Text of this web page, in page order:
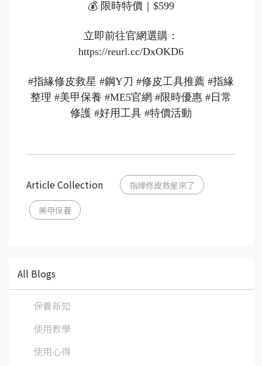
💰 限時特價｜$599
立即前往官網選購：
https://reurl.cc/DxOKD6
#指緣修皮救星 #鋼Y刀 #修皮工具推薦 #指緣
整理 #美甲保養 #ME5官網 #限時優惠 #日常
修護 #好用工具 #特價活動
Article Collection 指緣修皮救星來了
美甲保養
All Blogs
保養新知
使用教學
使用心得